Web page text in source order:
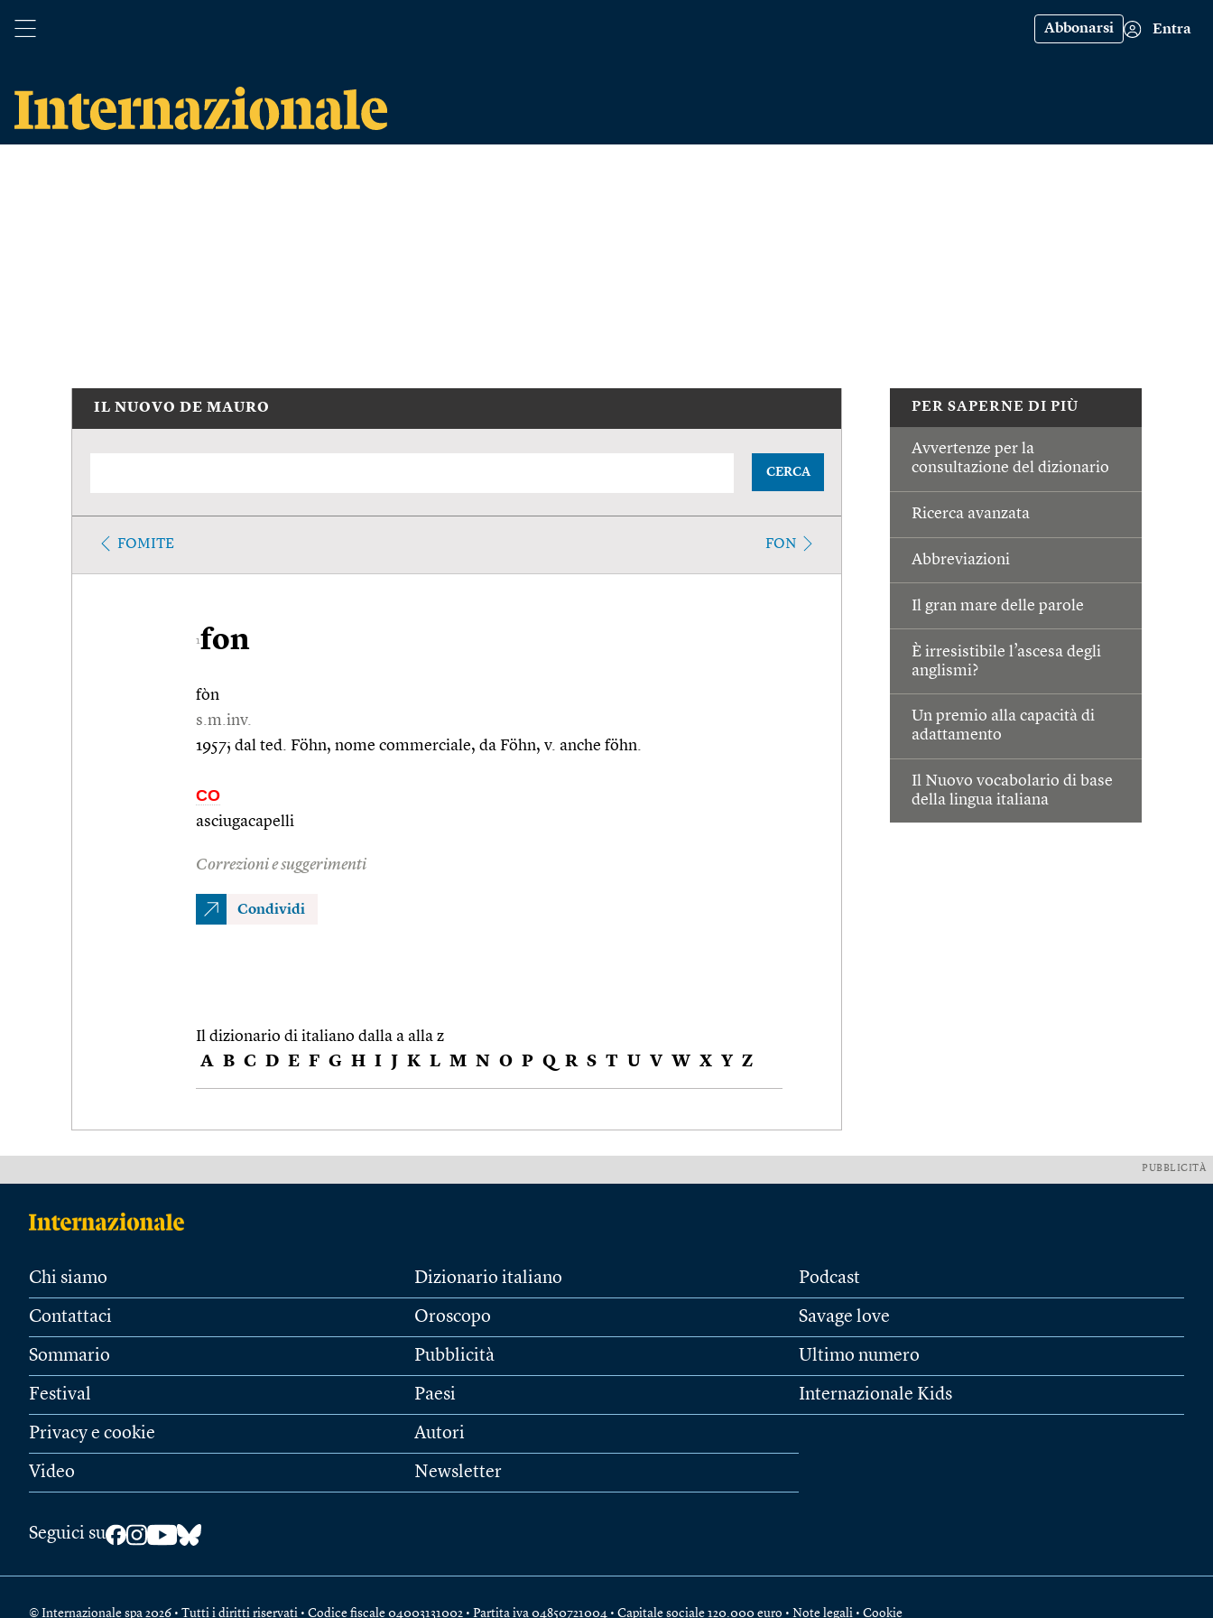
Abbonarsi Entra
PER SAPERNE DI PIÙ
Avvertenze per la
consultazione del dizionario
Ricerca avanzata
Abbreviazioni
Il gran mare delle parole
È irresistibile l’ascesa degli
anglismi?
Un premio alla capacità di
adattamento
Il Nuovo vocabolario di base
della lingua italiana
IL NUOVO DE MAURO
CERCA
FOMITE FON
1fon
fòn
s.m.inv.
1957; dal ted. Föhn, nome commerciale, da Föhn, v. anche föhn.
CO
asciugacapelli
Correzioni e suggerimenti
Condividi
Il dizionario di italiano dalla a alla z
A B C D E F G H I J K L M N O P Q R S T U V W X Y Z
PUBBLICITÀ
Chi siamo
Contattaci
Sommario
Festival
Privacy e cookie
Video
Dizionario italiano
Oroscopo
Pubblicità
Paesi
Autori
Newsletter
Podcast
Savage love
Ultimo numero
Internazionale Kids
Seguici su
© Internazionale spa 2026 • Tutti i diritti riservati • Codice fiscale 04003131002 • Partita iva 04850721004 • Capitale sociale 120.000 euro • Note legali • Cookie